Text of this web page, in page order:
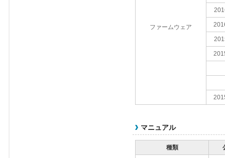
ファームウェア
マニュアル
種類